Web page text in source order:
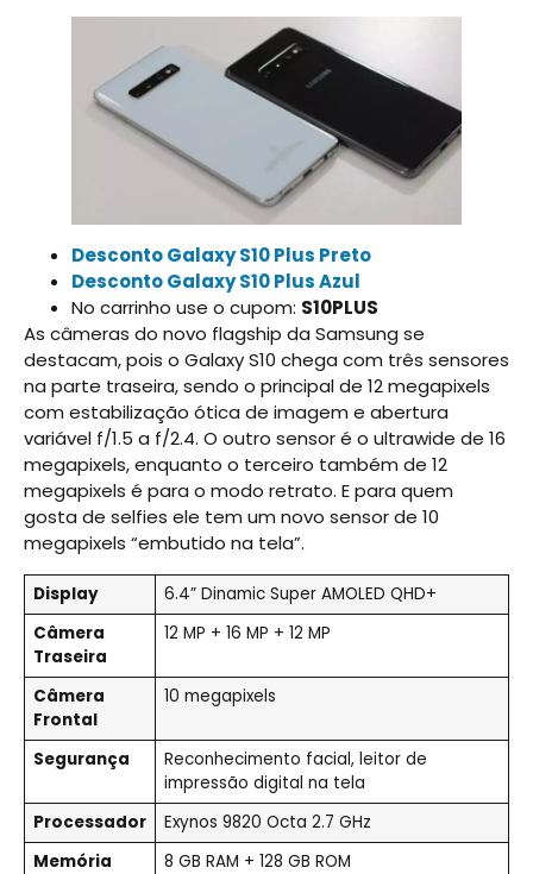
Desconto Galaxy S10 Plus Preto
Desconto Galaxy S10 Plus Azul
No carrinho use o cupom: S10PLUS
As câmeras do novo flagship da Samsung se
destacam, pois o Galaxy S10 chega com três sensores
na parte traseira, sendo o principal de 12 megapixels
com estabilização ótica de imagem e abertura
variável f/1.5 a f/2.4. O outro sensor é o ultrawide de 16
megapixels, enquanto o terceiro também de 12
megapixels é para o modo retrato. E para quem
gosta de selfies ele tem um novo sensor de 10
megapixels “embutido na tela”.
Display
6.4” Dinamic Super AMOLED QHD+
Câmera
Traseira
12 MP + 16 MP + 12 MP
Câmera
Frontal
10 megapixels
Segurança
Reconhecimento facial, leitor de
impressão digital na tela
Processador
Exynos 9820 Octa 2.7 GHz
Memória
8 GB RAM + 128 GB ROM